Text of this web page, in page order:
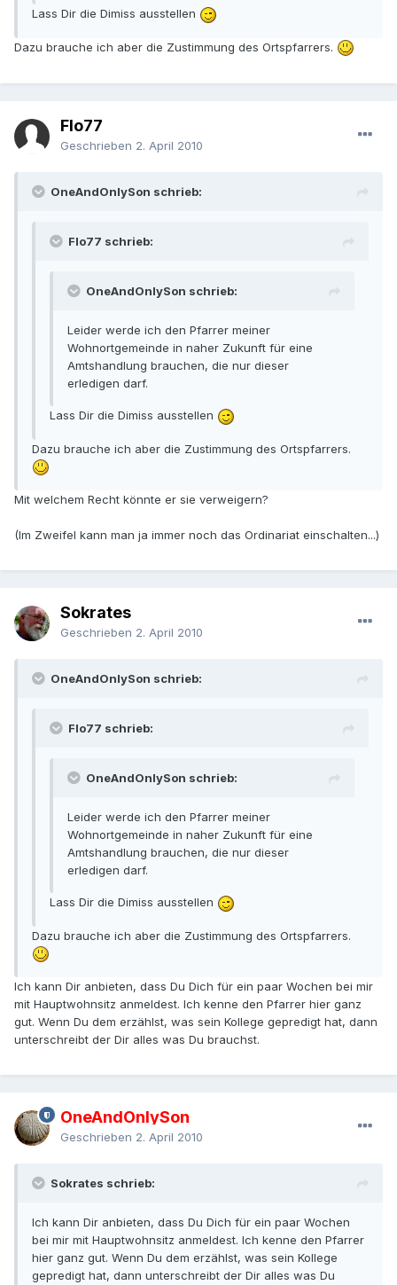
Lass Dir die Dimiss ausstellen
Dazu brauche ich aber die Zustimmung des Ortspfarrers.
Flo77
Geschrieben 2. April 2010
OneAndOnlySon schrieb:
Flo77 schrieb:
OneAndOnlySon schrieb:
Leider werde ich den Pfarrer meiner
Wohnortgemeinde in naher Zukunft für eine
Amtshandlung brauchen, die nur dieser
erledigen darf.
Lass Dir die Dimiss ausstellen
Dazu brauche ich aber die Zustimmung des Ortspfarrers.
Mit welchem Recht könnte er sie verweigern?
(Im Zweifel kann man ja immer noch das Ordinariat einschalten...)
Sokrates
Geschrieben 2. April 2010
OneAndOnlySon schrieb:
Flo77 schrieb:
OneAndOnlySon schrieb:
Leider werde ich den Pfarrer meiner
Wohnortgemeinde in naher Zukunft für eine
Amtshandlung brauchen, die nur dieser
erledigen darf.
Lass Dir die Dimiss ausstellen
Dazu brauche ich aber die Zustimmung des Ortspfarrers.
Ich kann Dir anbieten, dass Du Dich für ein paar Wochen bei mir
mit Hauptwohnsitz anmeldest. Ich kenne den Pfarrer hier ganz
gut. Wenn Du dem erzählst, was sein Kollege gepredigt hat, dann
unterschreibt der Dir alles was Du brauchst.
OneAndOnlySon
Geschrieben 2. April 2010
Sokrates schrieb:
Ich kann Dir anbieten, dass Du Dich für ein paar Wochen
bei mir mit Hauptwohnsitz anmeldest. Ich kenne den Pfarrer
hier ganz gut. Wenn Du dem erzählst, was sein Kollege
gepredigt hat, dann unterschreibt der Dir alles was Du